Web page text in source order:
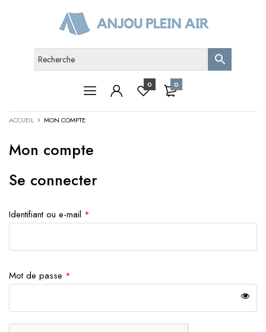
0 0
ACCUEIL MON COMPTE
Mon compte
Se connecter
Identifiant ou e-mail *
Mot de passe *